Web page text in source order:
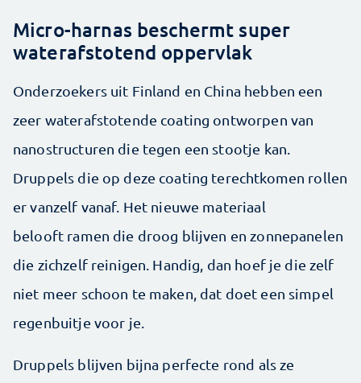
Micro-harnas beschermt super
waterafstotend oppervlak
Onderzoekers uit Finland en China hebben een
zeer waterafstotende coating ontworpen van
nanostructuren die tegen een stootje kan.
Druppels die op deze coating terechtkomen rollen
er vanzelf vanaf. Het nieuwe materiaal
belooft ramen die droog blijven en zonnepanelen
die zichzelf reinigen. Handig, dan hoef je die zelf
niet meer schoon te maken, dat doet een simpel
regenbuitje voor je.
Druppels blijven bijna perfecte rond als ze